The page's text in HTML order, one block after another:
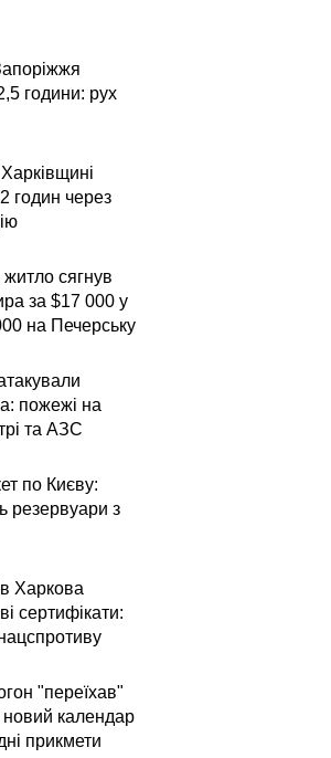
години: рух
годин через
житло сягнув
за $17 000 у
на Печерську
пожежі на
та АЗС
по Києву:
резервуари з
Харкова
сертифікати:
"переїхав"
новий календар
прикмети